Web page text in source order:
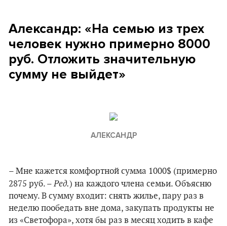
Александр: «На семью из трех
человек нужно примерно 8000
руб. Отложить значительную
сумму не выйдет»
АЛЕКСАНДР
– Мне кажется комфортной сумма 1000$ (примерно
2875 руб. –Ред.) на каждого члена семьи. Объясню
почему. В сумму входит: снять жилье, пару раз в
неделю пообедать вне дома, закупать продукты не
из «Светофора», хотя бы раз в месяц ходить в кафе